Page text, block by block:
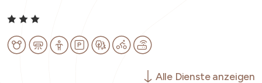
Alle Dienste anzeigen